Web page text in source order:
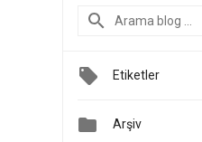
Etiketler
 Arşiv